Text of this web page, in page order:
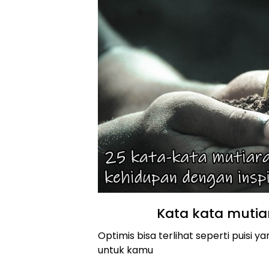
Kata kata
Optimis bisa terlihat seperti puisi
untuk kamu